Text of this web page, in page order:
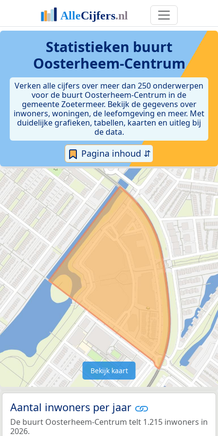
Statistieken buurt
Oosterheem-Centrum
Verken alle cijfers over meer dan 250 onderwerpen
voor de buurt Oosterheem-Centrum in de
gemeente Zoetermeer. Bekijk de gegevens over
inwoners, woningen, de leefomgeving en meer. Met
duidelijke grafieken, tabellen, kaarten en uitleg bij
de data.
Pagina inhoud ⇵
Bekijk kaart
Aantal inwoners per jaar
De buurt Oosterheem-Centrum telt 1.215 inwoners in
2026.